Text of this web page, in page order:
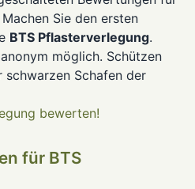
Sie den ersten
BTS Pflasterverlegung.
möglich. Schützen
schwarzen Schafen der
bewerten!
für BTS